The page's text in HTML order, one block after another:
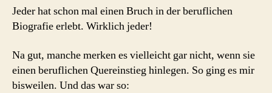
Jeder hat schon mal einen Bruch in der beruflichen
Biografie erlebt. Wirklich jeder!
Na gut, manche merken es vielleicht gar nicht, wenn sie
einen beruflichen Quereinstieg hinlegen. So ging es mir
bisweilen. Und das war so: